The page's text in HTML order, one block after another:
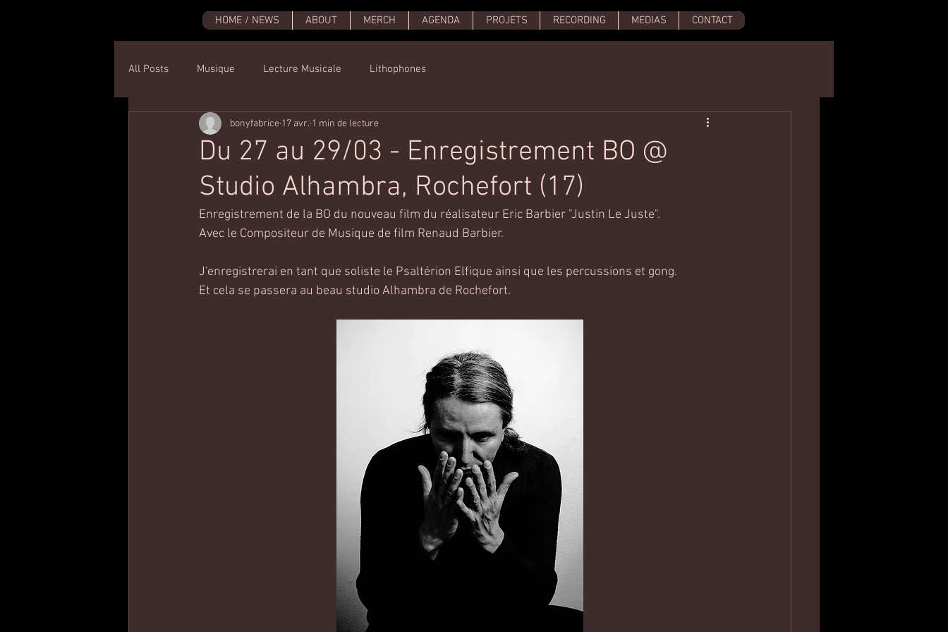
HOME / NEWS ABOUT MERCH AGENDA PROJETS RECORDING MEDIAS CONTACT
All Posts Musique Lecture Musicale Lithophones
Du 27 au 29/03 - Enregistrement BO @
Studio Alhambra, Rochefort (17)
bonyfabrice 17 avr. 1 min de lecture
Enregistrement de la BO du nouveau film du réalisateur Eric Barbier "Justin Le Juste".
Avec le Compositeur de Musique de film Renaud Barbier.
J'enregistrerai en tant que soliste le Psaltérion Elfique ainsi que les percussions et gong.
Et cela se passera au beau studio Alhambra de Rochefort.